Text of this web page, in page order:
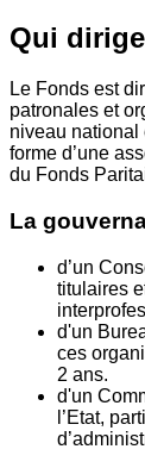
Qui
Le Fonds est
patronales et
niveau national
forme d’une
du Fonds
La
d’un
titulaires
d'un
ces
2 ans.
d'un
l’Etat,